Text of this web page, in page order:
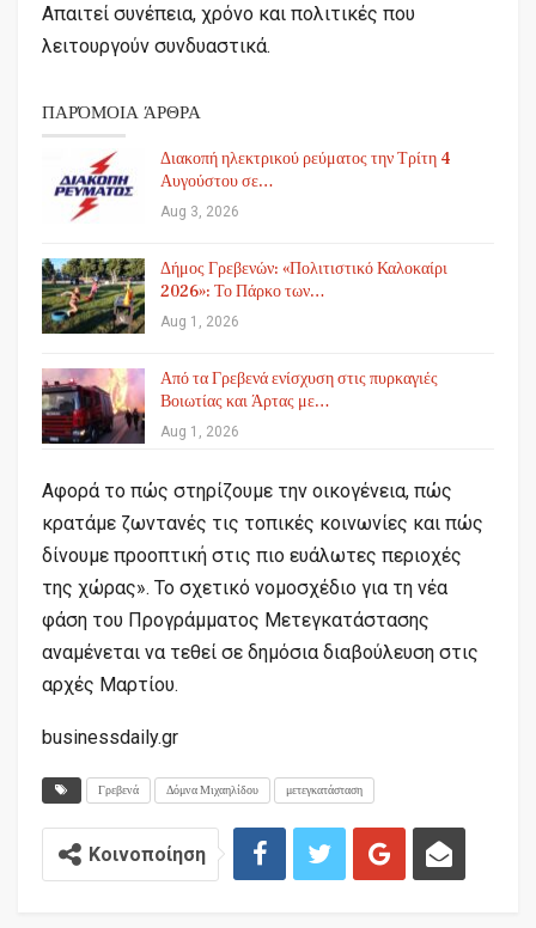
Απαιτεί συνέπεια, χρόνο και πολιτικές που
λειτουργούν συνδυαστικά.
ΠΑΡΌΜΟΙΑ ΆΡΘΡΑ
Διακοπή ηλεκτρικού ρεύματος την Τρίτη 4
Αυγούστου σε…
Aug 3, 2026
Δήμος Γρεβενών: «Πολιτιστικό Καλοκαίρι
2026»: Το Πάρκο των…
Aug 1, 2026
Από τα Γρεβενά ενίσχυση στις πυρκαγιές
Βοιωτίας και Άρτας με…
Aug 1, 2026
Αφορά το πώς στηρίζουμε την οικογένεια, πώς
κρατάμε ζωντανές τις τοπικές κοινωνίες και πώς
δίνουμε προοπτική στις πιο ευάλωτες περιοχές
της χώρας». Το σχετικό νομοσχέδιο για τη νέα
φάση του Προγράμματος Μετεγκατάστασης
αναμένεται να τεθεί σε δημόσια διαβούλευση στις
αρχές Μαρτίου.
businessdaily.gr
Γρεβενά Δόμνα Μιχαηλίδου μετεγκατάσταση
Κοινοποίηση